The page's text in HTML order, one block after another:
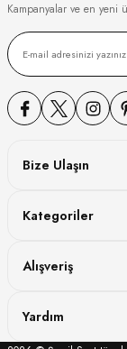
Kampanyalar ve en yeni
Bize Ulaşın
Kategoriler
Alışveriş
Yardım
WATCH
WATCH